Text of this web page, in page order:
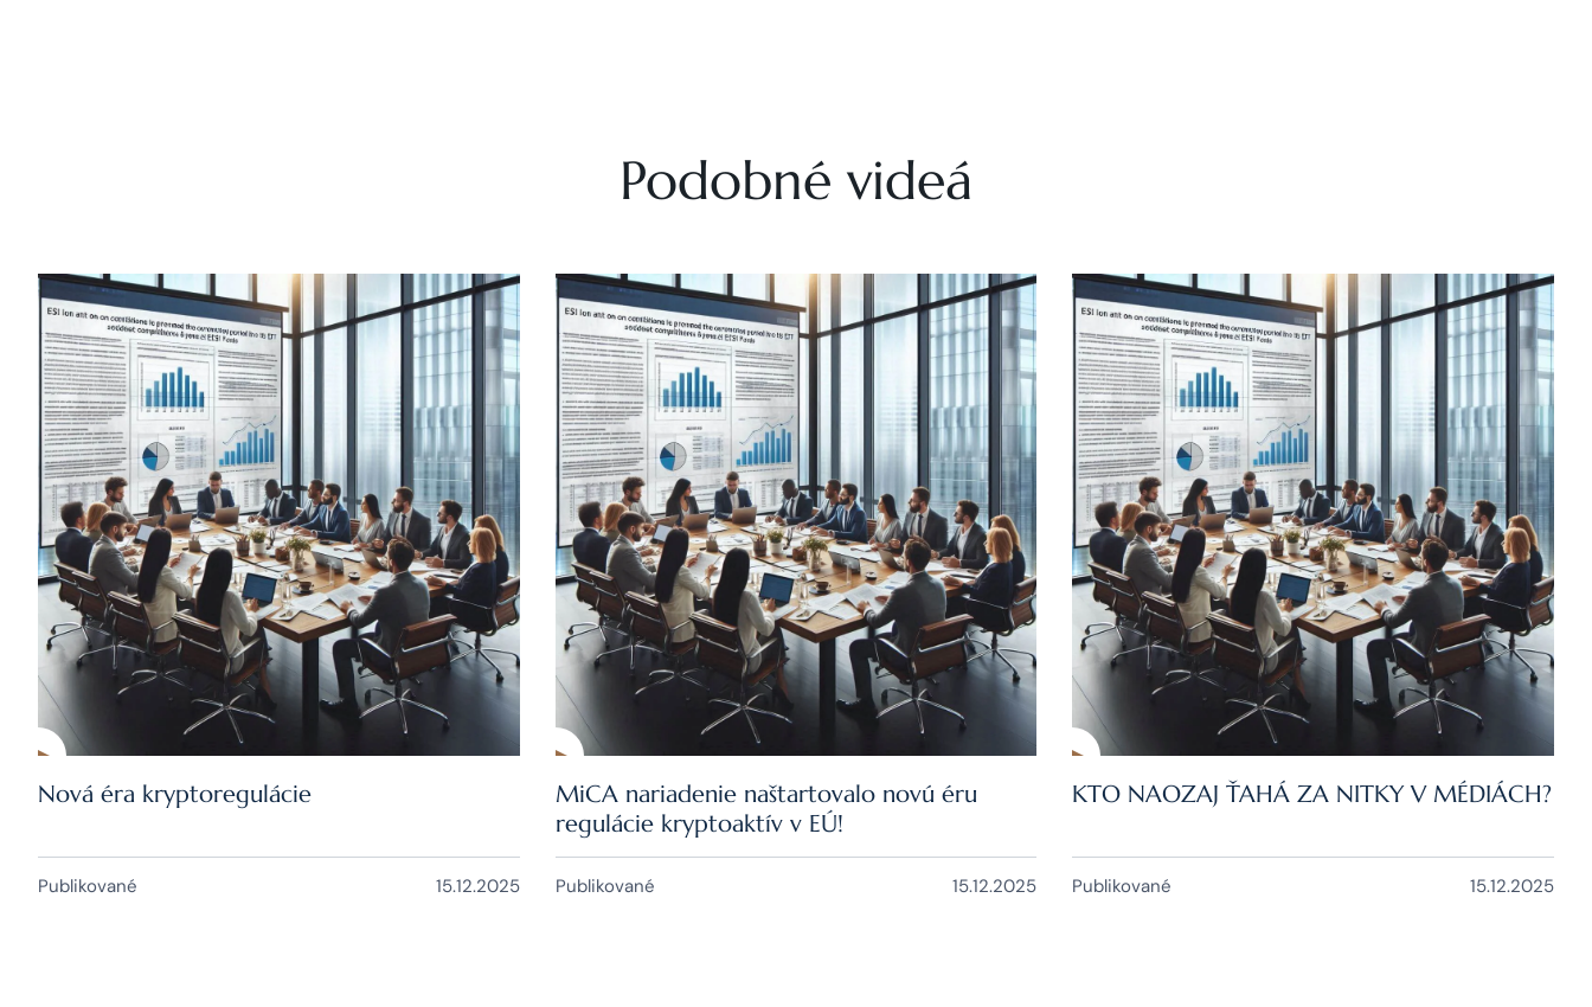
Podobné videá
Nová éra kryptoregulácie
Publikované 15.12.2025
MiCA nariadenie naštartovalo novú éru
regulácie kryptoaktív v EÚ!
Publikované 15.12.2025
KTO NAOZAJ ŤAHÁ ZA NITKY V MÉDIÁCH?
Publikované 15.12.2025